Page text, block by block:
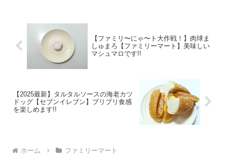
【ファミリ〜にゃ〜ト大作戦！】肉球ま
しゅまろ【ファミリーマート】美味しい
マシュマロです!!
【2025最新】タルタルソースの海老カツ
ドッグ【セブンイレブン】プリプリ食感
を楽しめます!!
ホーム ファミリーマート